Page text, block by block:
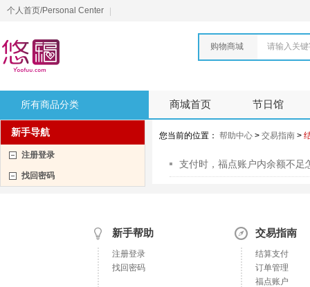
个人首页/Personal Center
购物商城 请输入关
所有商品分类 商城首页 节日馆
新手导航
注册登录
找回密码
您当前的位置： 帮助中心 > 交易指南 >
支付时，福点账户内余额不足
新手帮助
注册登录
找回密码
交易指南
结算支付
订单管理
福点账户